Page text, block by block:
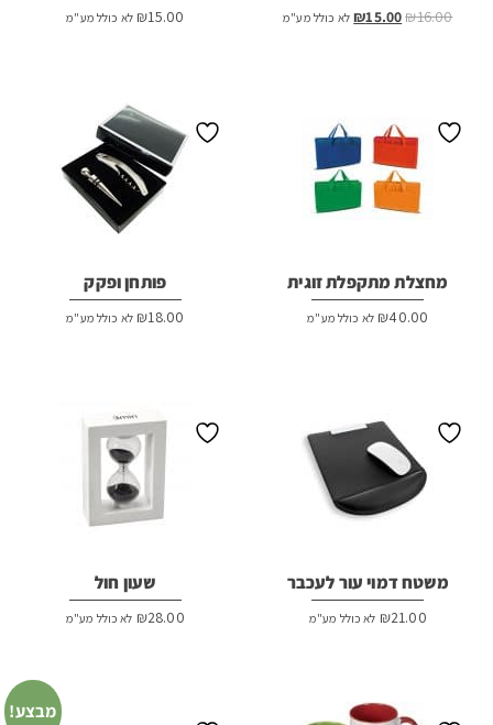
₪16.00
המחיר₪15.00 המחיר
לא כולל מע"מ ₪15.00 לא כולל מע"מ
מחצלת מתקפלת זוגית
₪40.00 לא כולל מע"מ
פותחן ופקק
₪18.00 לא כולל מע"מ
משטח דמוי עור לעכבר
₪21.00 לא כולל מע"מ
שעון חול
₪28.00 לא כולל מע"מ
מבצע!